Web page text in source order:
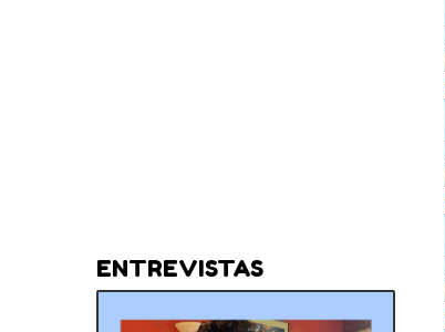
ENTREVISTAS